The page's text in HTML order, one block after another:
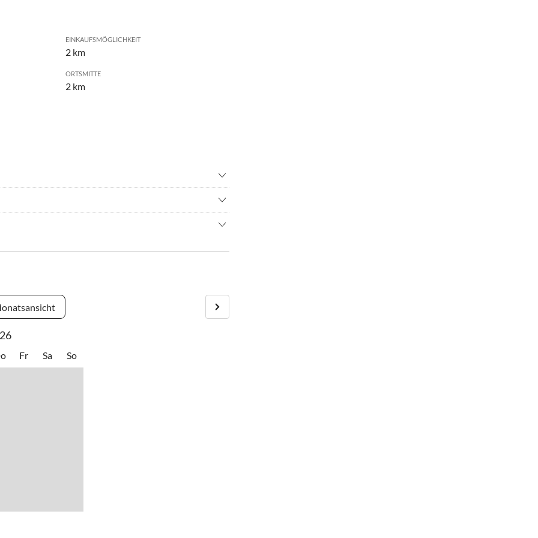
EINKAUFSMÖGLICHKEIT
2 km
ORTSMITTE
2 km
Verkehr.
Fr Sa So